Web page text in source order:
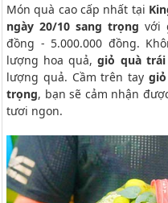
Món quà cao cấp nhất tại
ngày 20/10 sang trọng với
đồng - 5.000.000 đồng.
lượng hoa quả,giỏ quà trái
lượng quả. Cầm trên tay
trọng, bạn sẽ cảm nhận
tươi ngon.